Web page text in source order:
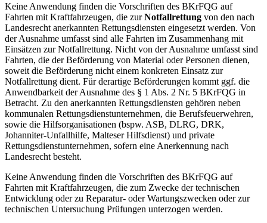
Keine Anwendung finden die Vorschriften des BKrFQG auf
Fahrten mit Kraftfahrzeugen, die zurNotfallrettung von den nach
Landesrecht anerkannten Rettungsdiensten eingesetzt werden. Von
der Ausnahme umfasst sind alle Fahrten im Zusammenhang mit
Einsätzen zur Notfallrettung. Nicht von der Ausnahme umfasst sind
Fahrten, die der Beförderung von Material oder Personen dienen,
soweit die Beförderung nicht einem konkreten Einsatz zur
Notfallrettung dient. Für derartige Beförderungen kommt ggf. die
Anwendbarkeit der Ausnahme des § 1 Abs. 2 Nr. 5 BKrFQG in
Betracht. Zu den anerkannten Rettungsdiensten gehören neben
kommunalen Rettungsdienstunternehmen, die Berufsfeuerwehren,
sowie die Hilfsorganisationen (bspw. ASB, DLRG, DRK,
Johanniter-Unfallhilfe, Malteser Hilfsdienst) und private
Rettungsdienstunternehmen, sofern eine Anerkennung nach
Landesrecht besteht.
Keine Anwendung finden die Vorschriften des BKrFQG auf
Fahrten mit Kraftfahrzeugen, die zum Zwecke der technischen
Entwicklung oder zu Reparatur- oder Wartungszwecken oder zur
technischen Untersuchung Prüfungen unterzogen werden.